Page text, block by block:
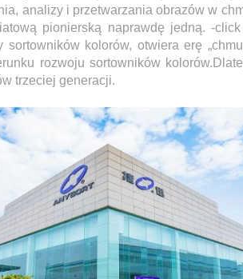
analizy i przetwarzania obrazów w
pionierską naprawdę jedną. -
kolorów, otwiera erę
rozwoju sortowników
trzeciej generacji.